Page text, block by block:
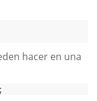
hacer en una